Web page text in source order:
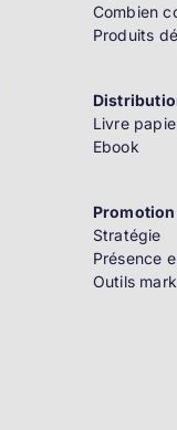
Combien
Produits
Livre
Ebook
Promotion
Stratégie
Présence
Outils